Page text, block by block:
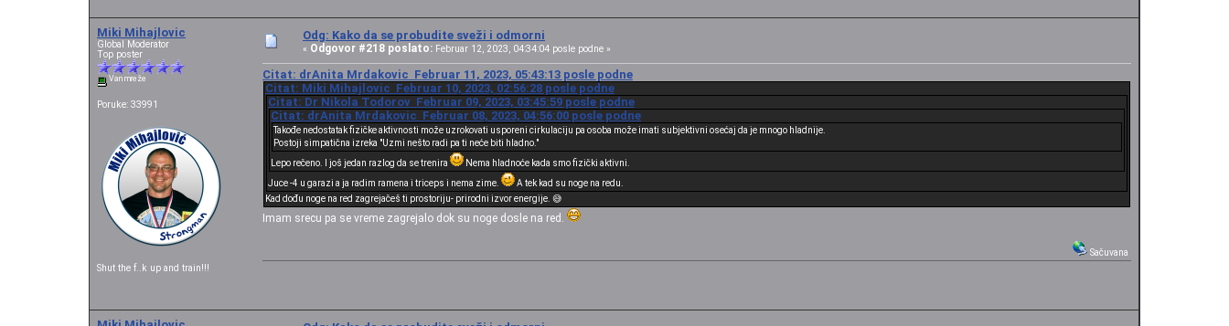
Miki Mihajlovic
Global Moderator
Top poster
Van mreže
Poruke: 33991
Shut the f..k up and train!!!
Odg: Kako da se probudite sveži i odmorni
« Odgovor #218 poslato: Februar 12, 2023, 04:34:04 posle podne »
Citat: drAnita Mrdakovic Februar 11, 2023, 05:43:13 posle podne
Citat: Miki Mihajlovic Februar 10, 2023, 02:56:28 posle podne
Citat: Dr Nikola Todorov Februar 09, 2023, 03:45:59 posle podne
Citat: drAnita Mrdakovic Februar 08, 2023, 04:56:00 posle podne
Takođe nedostatak fizičke aktivnosti može uzrokovati usporeni cirkulaciju pa osoba može imati subjektivni osećaj da je mnogo hladnije.
Postoji simpatična izreka "Uzmi nešto radi pa ti neće biti hladno."
Lepo rečeno. I još jedan razlog da se trenira
Nema hladnoće kada smo fizički aktivni.
Juce -4 u garazi a ja radim ramena i triceps i nema zime.
A tek kad su noge na redu.
Kad dođu noge na red zagrejačeš ti prostoriju- prirodni izvor energije. 😅
Imam srecu pa se vreme zagrejalo dok su noge dosle na red.
Sačuvana